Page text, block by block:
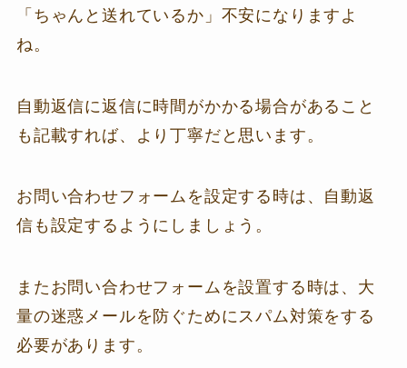
「ちゃんと送れているか」不安になりますよ
ね。
自動返信に返信に時間がかかる場合があること
も記載すれば、より丁寧だと思います。
お問い合わせフォームを設定する時は、自動返
信も設定するようにしましょう。
またお問い合わせフォームを設置する時は、大
量の迷惑メールを防ぐためにスパム対策をする
必要があります。